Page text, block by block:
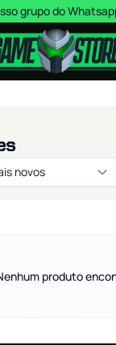
grupo do
novos
produto